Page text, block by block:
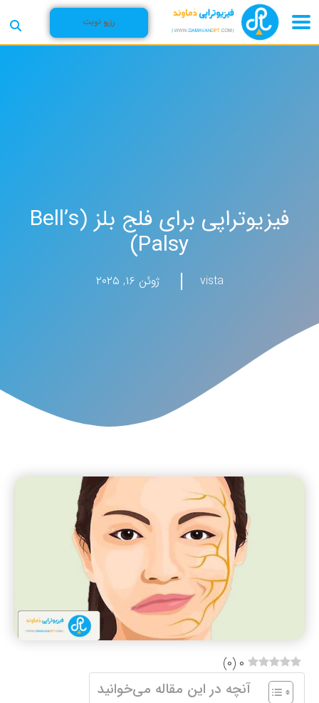
رزرو نوبت
فیزیوتراپی برای فلج بلز (Bell’s
Palsy)
vista ژوئن ۱۶, ۲۰۲۵
۰ (۰)
آنچه در این مقاله می‌خوانید